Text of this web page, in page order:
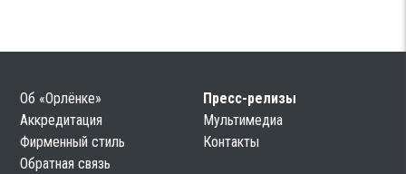
Об «Орлёнке»
Пресс-релизы
Аккредитация
Мультимедиа
Фирменный стиль
Контакты
Обратная связь